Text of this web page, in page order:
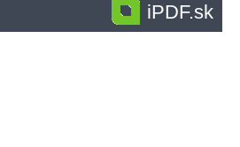
iPDF.sk